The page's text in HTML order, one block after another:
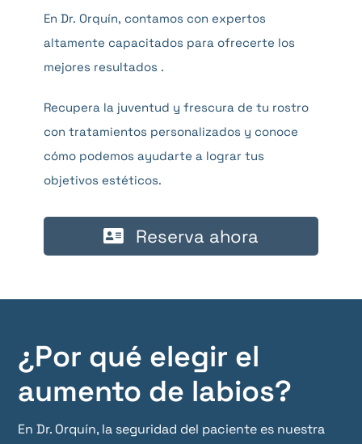
En Dr. Orquín, contamos con expertos
altamente capacitados para ofrecerte los
mejores resultados .
Recupera la juventud y frescura de tu rostro
con tratamientos personalizados y conoce
cómo podemos ayudarte a lograr tus
objetivos estéticos.
Reserva ahora
¿Por qué elegir el
aumento de labios?
En Dr. Orquín, la seguridad del paciente es nuestra